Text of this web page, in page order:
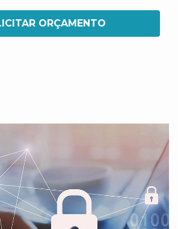
ORÇAMENTO